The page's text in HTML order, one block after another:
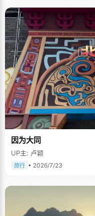
因为大同
UP主: 卢颖
旅行 • 2026/7/23